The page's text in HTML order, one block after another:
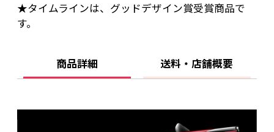
★タイムラインは、グッドデザイン賞受賞商品で
す。
商品詳細 送料・店舗概要